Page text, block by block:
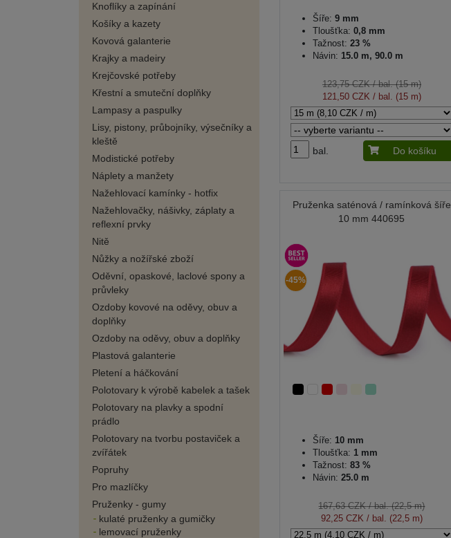
Knoflíky a zapínání
Košíky a kazety
Kovová galanterie
Krajky a madeiry
Krejčovské potřeby
Křestní a smuteční doplňky
Lampasy a paspulky
Lisy, pistony, průbojníky, výsečníky a
kleště
Modistické potřeby
Náplety a manžety
Nažehlovací kamínky - hotfix
Nažehlovačky, nášivky, záplaty a
reflexní prvky
Nitě
Nůžky a nožířské zboží
Oděvní, opaskové, laclové spony a
průvleky
Ozdoby kovové na oděvy, obuv a
doplňky
Ozdoby na oděvy, obuv a doplňky
Plastová galanterie
Pletení a háčkování
Polotovary k výrobě kabelek a tašek
Polotovary na plavky a spodní
prádlo
Polotovary na tvorbu postaviček a
zvířátek
Popruhy
Pro mazlíčky
Pruženky - gumy
kulaté pruženky a gumičky
lemovací pruženky
Šíře: 9 mm
Tloušťka: 0,8 mm
Tažnost: 23 %
Návin: 15.0 m, 90.0 m
123,75 CZK/ bal. (15 m)
121,50 CZK / bal. (15 m)
bal. Do košíku
Pruženka saténová / ramínková šíře
10 mm 440695
-45%
Šíře: 10 mm
Tloušťka: 1 mm
Tažnost: 83 %
Návin: 25.0 m
167,63 CZK/ bal. (22,5 m)
92,25 CZK / bal. (22,5 m)